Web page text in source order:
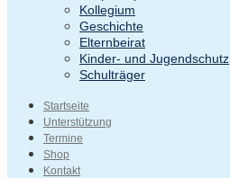
Kollegium
Geschichte
Elternbeirat
Kinder- und Jugendschutz
Schulträger
Startseite
Unterstützung
Termine
Shop
Kontakt